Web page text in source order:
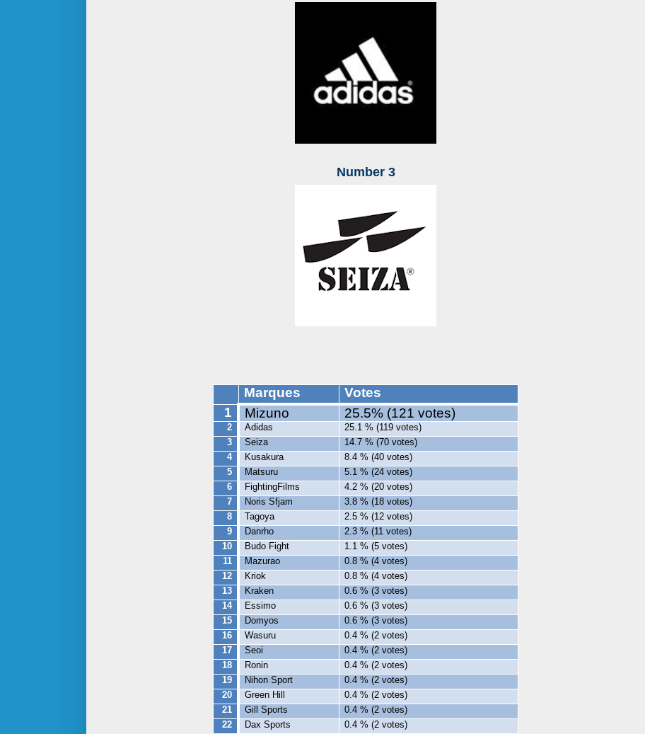
Number 3
Marques
Votes
1
Mizuno 25.5% (121 votes)
2 Adidas
25.1 % (119 votes)
3
Seiza
14.7 % (70 votes)
4
Kusakura
8.4 % (40 votes)
5
Matsuru
5.1 % (24 votes)
6
FightingFilms
4.2 % (20 votes)
7
Noris Sfjam
3.8 % (18 votes)
8
Tagoya
2.5 % (12 votes)
9
Danrho
2.3 % (11 votes)
10
Budo Fight
1.1 % (5 votes)
11
Mazurao
0.8 % (4 votes)
12
Kriok
0.8 % (4 votes)
13
Kraken
0.6 % (3 votes)
14
Essimo
0.6 % (3 votes)
15
Domyos
0.6 % (3 votes)
16
Wasuru
0.4 % (2 votes)
17
Seoi
0.4 % (2 votes)
18
Ronin
0.4 % (2 votes)
19
Nihon Sport
0.4 % (2 votes)
20
Green Hill
0.4 % (2 votes)
21
Gill Sports
0.4 % (2 votes)
22
Dax Sports
0.4 % (2 votes)